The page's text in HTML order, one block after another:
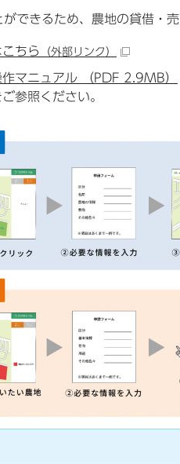
できるため、農地の貸借・
ちら （外部リンク）
マニュアル （PDF 2.9MB）
参照ください。